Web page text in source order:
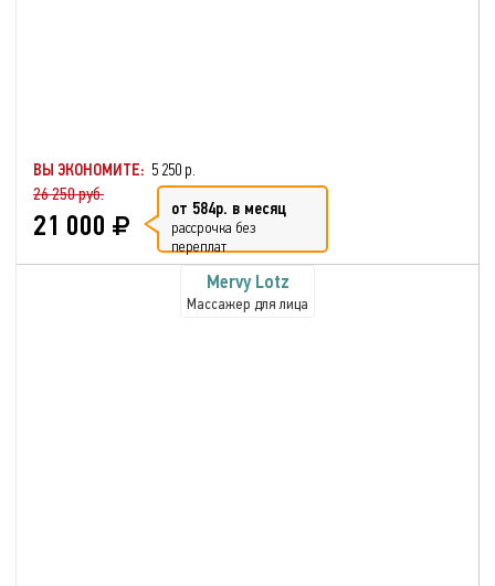
ВЫ ЭКОНОМИТЕ: 5 250 р.
26 250 руб.
21 000 от 584р. в месяц
рассрочка без
переплат
Mervy Lotz
Массажер для лица